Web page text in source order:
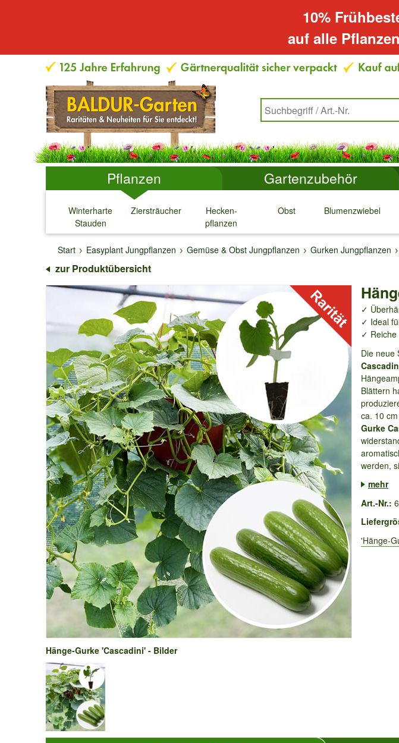
10%
auf alle
Pflanzen Gartenzubehör
Winterharte
Stauden
↓
Ziersträucher
↓
Hecken-
pflanzen
↓
Obst
↓
Blumenzwiebeln
↓
↓
Start
Easyplant Jungpflanzen Gemüse & Obst Jungpflanzen Gurken Jungpflanzen
zur Produktübersicht
✓
✓ Ideal
✓ Reiche
Die neue
Blättern
ca. 10
Gurke
werden,
mehr
Art.-Nr.:
'Hänge-
Hänge-Gurke 'Cascadini' - Bilder